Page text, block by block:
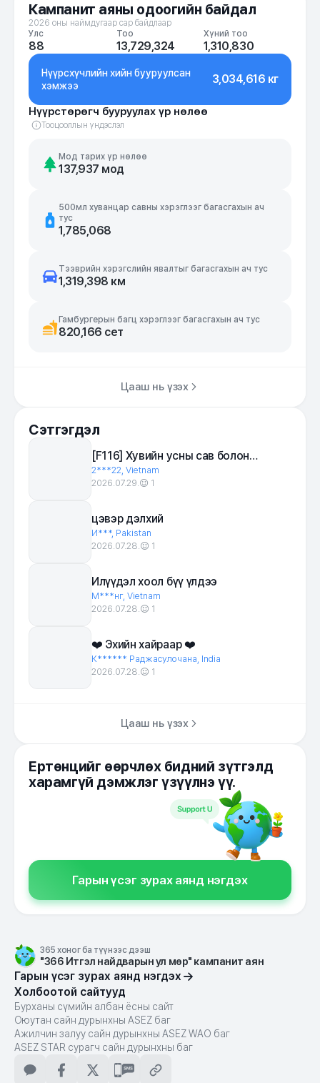
Кампанит аяны одоогийн байдал
2026 оны наймдугаар сар байдлаар
Улс
88
Тоо
13,729,324
Хүний тоо
1,310,830
Нүүрсхүчлийн хийн бууруулсан
хэмжээ
3,034,616 кг
Нүүрстөрөгч бууруулах үр нөлөө
Тооцооллын үндэслэл
Мод тарих үр нөлөө
137,937 мод
500мл хуванцар савны хэрэглээг багасгахын ач
тус
1,785,068
Тээврийн хэрэгслийн явалтыг багасгахын ач тус
1,319,398 км
Гамбургерын багц хэрэглээг багасгахын ач тус
820,166 сет
Цааш нь үзэх
Сэтгэгдэл
[F116] Хувийн усны сав болон
хамтрагчид
2***22, Vietnam
2026.07.29.
1
цэвэр дэлхий
И***, Pakistan
2026.07.28.
1
Илүүдэл хоол бүү үлдээ
М***нг, Vietnam
2026.07.28.
1
❤️ Эхийн хайраар ❤️
К****** Раджасулочана, India
2026.07.28.
1
Цааш нь үзэх
Ертөнцийг өөрчлөх бидний зүтгэлд
харамгүй дэмжлэг үзүүлнэ үү.
Гарын үсэг зурах аянд нэгдэх
365 хоног ба түүнээс дээш
"366 Итгэл найдварын ул мөр" кампанит аян
Гарын үсэг зурах аянд нэгдэх
Холбоотой сайтууд
Бурханы сүмийн албан ёсны сайт
Оюутан сайн дурынхны ASEZ баг
Ажилчин залуу сайн дурынхны ASEZ WAO баг
ASEZ STAR сурагч сайн дурынхны баг
카카오톡 페이스북 문자메시지
주소
복사